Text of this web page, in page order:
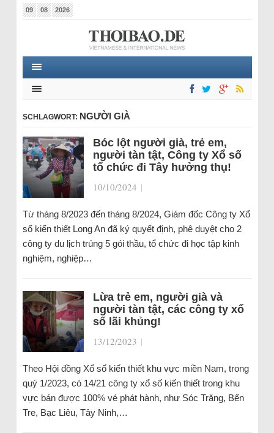
09 08 2026
SCHLAGWORT: NGƯỜI GIÀ
Bóc lột người già, trẻ em,
người tàn tật, Công ty Xổ số
tổ chức đi Tây hưởng thụ!
10/10/2024 |
Từ tháng 8/2023 đến tháng 8/2024, Giám đốc Công ty Xổ
số kiến thiết Long An đã ký quyết định, phê duyệt cho 2
công ty du lịch trúng 5 gói thầu, tổ chức đi học tập kinh
nghiệm, nghiệp…
Lừa trẻ em, người già và
người tàn tật, các công ty xổ
số lãi khủng!
13/12/2023 |
Theo Hội đồng Xổ số kiến thiết khu vực miền Nam, trong
quý 1/2023, có 14/21 công ty xổ số kiến thiết trong khu
vực bán được 100% vé phát hành, như Sóc Trăng, Bến
Tre, Bạc Liêu, Tây Ninh,…